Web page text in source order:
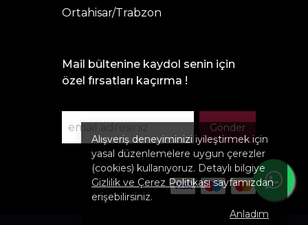
Alışveriş deneyiminizi iyileştirmek için
yasal düzenlemelere uygun çerezler
(cookies) kullanıyoruz. Detaylı bilgiye
Gizlilik ve Çerez Politikasısayfamızdan
erişebilirsiniz.
Anladım
Ortahisar/Trabzon
Mail bültenine kaydol senin için
özel fırsatları kaçırma !
Gönder